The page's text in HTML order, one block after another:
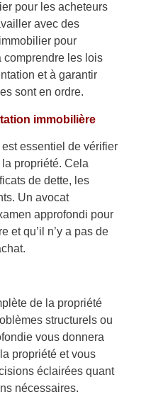
pour les acheteurs
avec des
pour
comprendre les lois
et à garantir
sont en ordre.
immobilière
essentiel de vérifier
propriété. Cela
de dette, les
Un avocat
approfondi pour
et qu’il n’y a pas de
de la propriété
structurels ou
vous donnera
propriété et vous
éclairées quant
nécessaires.